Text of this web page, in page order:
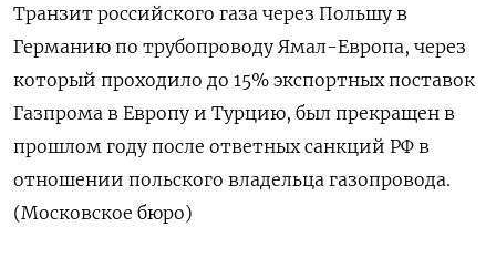
Транзит российского газа через Польшу в
Германию по трубопроводу Ямал-Европа, через
который проходило до 15% экспортных поставок
Газпрома в Европу и Турцию, был прекращен в
прошлом году после ответных санкций РФ в
отношении польского владельца газопровода.
(Московское бюро)